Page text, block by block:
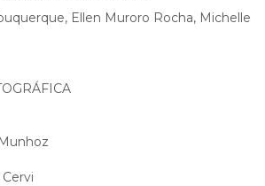
Ellen Muroro Rocha, Michelle